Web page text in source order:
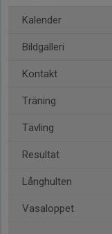
Kalender
Bildgalleri
Kontakt
Träning
Tävling
Resultat
Långhulten
Vasaloppet